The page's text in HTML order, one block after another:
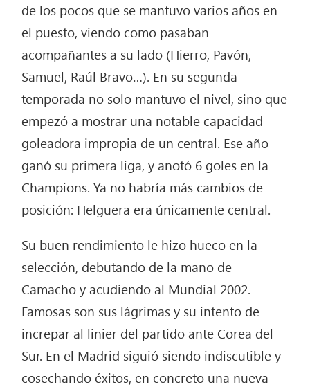
de los pocos que se mantuvo varios años en
el puesto, viendo como pasaban
acompañantes a su lado (Hierro, Pavón,
Samuel, Raúl Bravo…). En su segunda
temporada no solo mantuvo el nivel, sino que
empezó a mostrar una notable capacidad
goleadora impropia de un central. Ese año
ganó su primera liga, y anotó 6 goles en la
Champions. Ya no habría más cambios de
posición: Helguera era únicamente central.
Su buen rendimiento le hizo hueco en la
selección, debutando de la mano de
Camacho y acudiendo al Mundial 2002.
Famosas son sus lágrimas y su intento de
increpar al linier del partido ante Corea del
Sur. En el Madrid siguió siendo indiscutible y
cosechando éxitos, en concreto una nueva